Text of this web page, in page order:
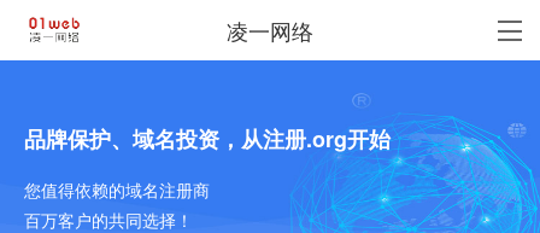
凌一网络
品牌保护、域名投资，从注册.org开始
您值得依赖的域名注册商
百万客户的共同选择！